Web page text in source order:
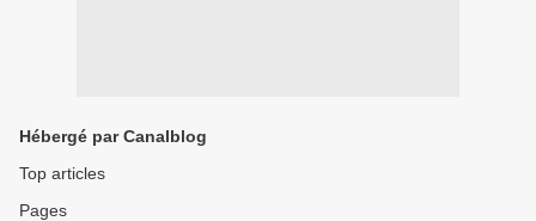
Hébergé par Canalblog
Top articles
Pages